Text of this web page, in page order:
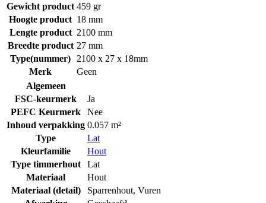
Gewicht product 459 gr
Hoogte product 18 mm
Lengte product 2100 mm
Breedte product 27 mm
Type(nummer)
2100 x 27 x 18mm
Merk
Geen
Algemeen
FSC-keurmerk
Ja
PEFC Keurmerk
Nee
Inhoud verpakking 0.057 m²
Type
Lat
Kleurfamilie
Hout
Type timmerhout
Lat
Materiaal
Hout
Materiaal (detail)
Sparrenhout, Vuren